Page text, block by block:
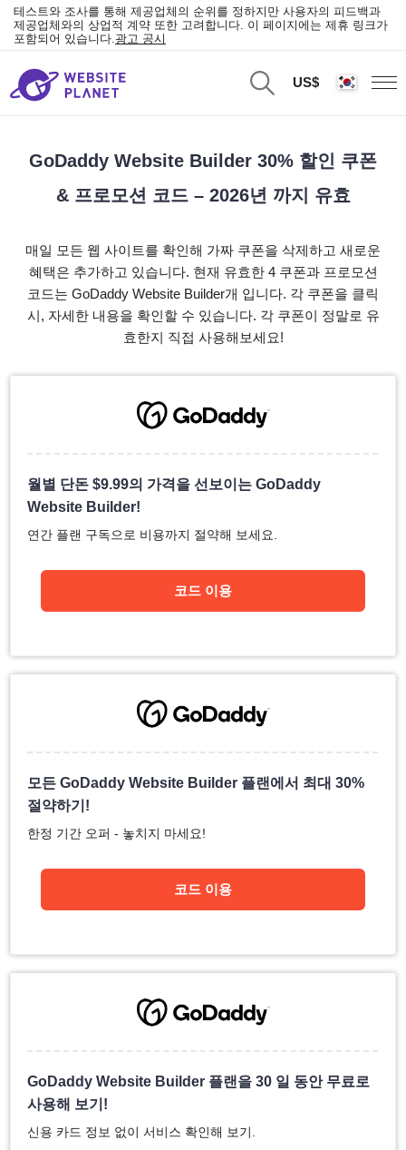
테스트와 조사를 통해 제공업체의 순위를 정하지만 사용자의 피드백과
제공업체와의 상업적 계약 또한 고려합니다. 이 페이지에는 제휴 링크가
포함되어 있습니다.광고 공시
US$
GoDaddy Website Builder 30% 할인 쿠폰
& 프로모션 코드 – 2026년 까지 유효
매일 모든 웹 사이트를 확인해 가짜 쿠폰을 삭제하고 새로운
혜택은 추가하고 있습니다. 현재 유효한 4 쿠폰과 프로모션
코드는 GoDaddy Website Builder개 입니다. 각 쿠폰을 클릭
시, 자세한 내용을 확인할 수 있습니다. 각 쿠폰이 정말로 유
효한지 직접 사용해보세요!
월별 단돈$9.99의 가격을 선보이는 GoDaddy
Website Builder!
연간 플랜 구독으로 비용까지 절약해 보세요.
코드 이용
모든 GoDaddy Website Builder 플랜에서 최대 30%
절약하기!
한정 기간 오퍼 - 놓치지 마세요!
코드 이용
GoDaddy Website Builder 플랜을 30 일 동안 무료로
사용해 보기!
신용 카드 정보 없이 서비스 확인해 보기.